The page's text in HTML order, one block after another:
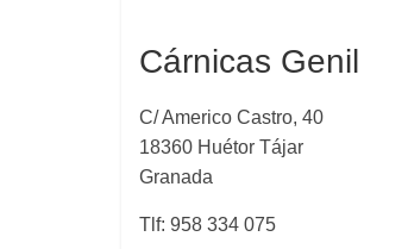
Cárnicas Genil
C/ Americo Castro, 40
18360 Huétor Tájar
Granada
Tlf: 958 334 075